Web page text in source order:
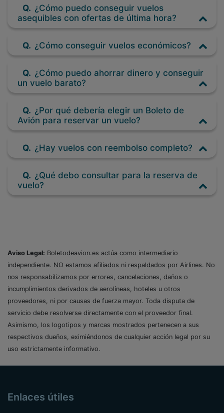
Q. ¿Cómo puedo conseguir vuelos
asequibles con ofertas de última hora?
Q. ¿Cómo conseguir vuelos económicos?
Q. ¿Cómo puedo ahorrar dinero y conseguir
un vuelo barato?
Q. ¿Por qué debería elegir un Boleto de
Avión para reservar un vuelo?
Q. ¿Hay vuelos con reembolso completo?
Q. ¿Qué debo consultar para la reserva de
vuelo?
Aviso Legal: Boletodeavion.es actúa como intermediario
independiente. NO estamos afiliados ni respaldados por Airlines. No
nos responsabilizamos por errores, cancelaciones, daños o
incumplimientos derivados de aerolíneas, hoteles u otros
proveedores, ni por causas de fuerza mayor. Toda disputa de
servicio debe resolverse directamente con el proveedor final.
Asimismo, los logotipos y marcas mostrados pertenecen a sus
respectivos dueños, eximiéndonos de cualquier acción legal por su
uso estrictamente informativo.
Enlaces útiles